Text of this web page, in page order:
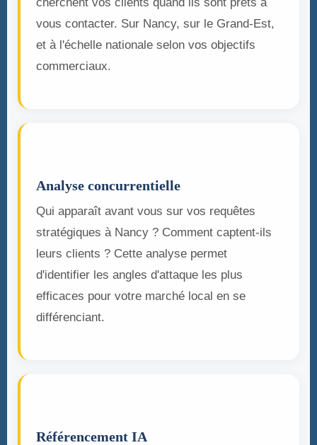
vous contacter. Sur Nancy, sur le Grand-Est,
et à l'échelle nationale selon vos objectifs
commerciaux.
Analyse concurrentielle
Qui apparaît avant vous sur vos requêtes
stratégiques à Nancy ? Comment captent-ils
leurs clients ? Cette analyse permet
d'identifier les angles d'attaque les plus
efficaces pour votre marché local en se
différenciant.
Référencement IA